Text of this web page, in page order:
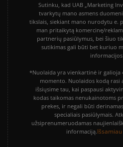
Sutinku, kad UAB „Marketing
tvarkytų mano asmens
tikslais, siekiant mano nurodytu e.
man pritaikytą komercinę/
partnerių pasiūlymus, bei šiuo
sutikimas gali būti bet kuriuo
informacijos
*Nuolaida yra vienkartinė ir galioja
momento. Nuolaidos kodą rasi
išsiųsime tau, kai paspausi
kodas taikomas nenukainotoms
prekes, ir negali būti
specialiais pasiūlymais.
užsiprenumeruodamas
informaciją.